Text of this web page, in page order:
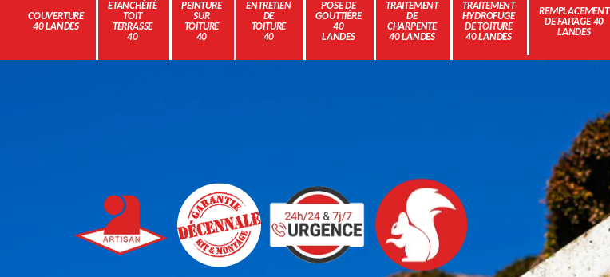
COUVERTURE
40 LANDES
ETANCHÉITÉ
TOIT
TERRASSE
40
PEINTURE
SUR
TOITURE
40
ENTRETIEN
DE
TOITURE
40
POSE DE
GOUTTIÈRE
40
LANDES
TRAITEMENT
DE
CHARPENTE
40 LANDES
TRAITEMENT
HYDROFUGE
DE TOITURE
40 LANDES
REMPLACEMENT
DE FAITAGE 40
LANDES